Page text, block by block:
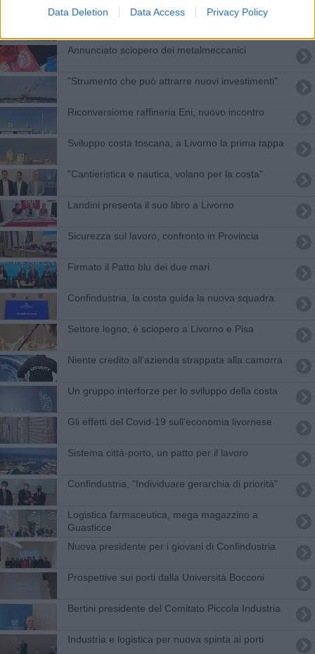
Data Deletion Data Access Privacy Policy
Zona logistica semplificata, "strumento rilancio"
Annunciato sciopero dei metalmeccanici
"Strumento che può attrarre nuovi investimenti"
Riconversiome raffineria Eni, nuovo incontro
Sviluppo costa toscana, a Livorno la prima tappa
"Cantieristica e nautica, volano per la costa"
Landini presenta il suo libro a Livorno
Sicurezza sul lavoro, confronto in Provincia
Firmato il Patto blu dei due mari
Confindustria, la costa guida la nuova squadra
Settore legno, è sciopero a Livorno e Pisa
Niente credito all'azienda strappata alla camorra
Un gruppo interforze per lo sviluppo della costa
Gli effetti del Covid-19 sull’economia livornese
Sistema città-porto, un patto per il lavoro
Confindustria, "Individuare gerarchia di priorità"
Logistica farmaceutica, mega magazzino a
Guasticce
Nuova presidente per i giovani di Confindustria
Prospettive sui porti dalla Università Bocconi
Bertini presidente del Comitato Piccola Industria
Industria e logistica per nuova spinta ai porti